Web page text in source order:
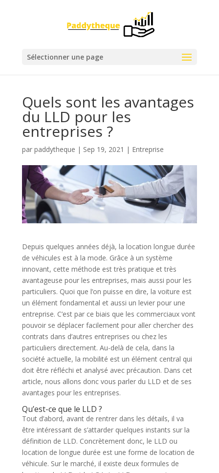
Sélectionner une page
Quels sont les avantages
du LLD pour les
entreprises ?
par paddytheque | Sep 19, 2021 | Entreprise
Depuis quelques années déjà, la location longue durée
de véhicules est à la mode. Grâce à un système
innovant, cette méthode est très pratique et très
avantageuse pour les entreprises, mais aussi pour les
particuliers. Quoi que l’on puisse en dire, la voiture est
un élément fondamental et aussi un levier pour une
entreprise. C’est par ce biais que les commerciaux vont
pouvoir se déplacer facilement pour aller chercher des
contrats dans d’autres entreprises ou chez les
particuliers directement. Au-delà de cela, dans la
société actuelle, la mobilité est un élément central qui
doit être réfléchi et analysé avec précaution. Dans cet
article, nous allons donc vous parler du LLD et de ses
avantages pour les entreprises.
Qu’est-ce que le LLD ?
Tout d’abord, avant de rentrer dans les détails, il va
être intéressant de s’attarder quelques instants sur la
définition de LLD. Concrètement donc, le LLD ou
location de longue durée est une forme de location de
véhicule. Sur le marché, il existe deux formules de